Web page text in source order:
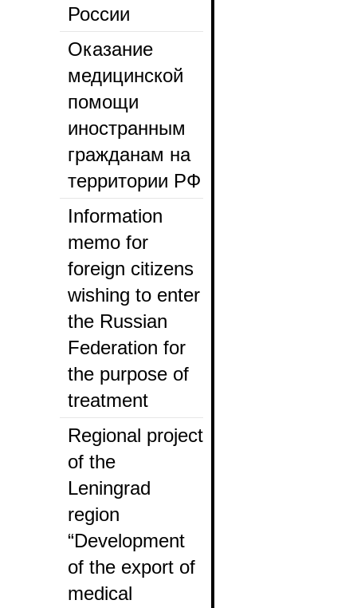
России
Оказание
медицинской
помощи
иностранным
гражданам на
территории РФ
Information
memo for
foreign citizens
wishing to enter
the Russian
Federation for
the purpose of
treatment
Regional project
of the
Leningrad
region
“Development
of the export of
medical